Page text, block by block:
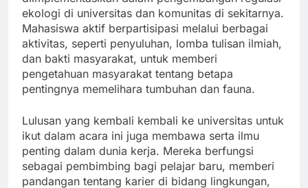
ekologi di universitas dan komunitas di sekitarnya.
Mahasiswa aktif berpartisipasi melalui berbagai
aktivitas, seperti penyuluhan, lomba tulisan ilmiah,
dan bakti masyarakat, untuk memberi
pengetahuan masyarakat tentang betapa
pentingnya memelihara tumbuhan dan fauna.
Lulusan yang kembali kembali ke universitas untuk
ikut dalam acara ini juga membawa serta ilmu
penting dalam dunia kerja. Mereka berfungsi
sebagai pembimbing bagi pelajar baru, memberi
pandangan tentang karier di bidang lingkungan,